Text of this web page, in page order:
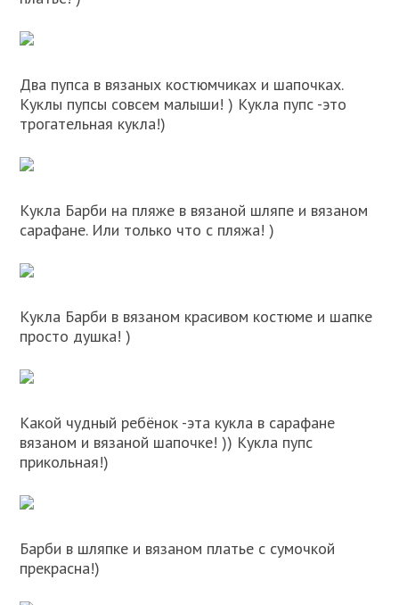
Два пупса в вязаных костюмчиках и шапочках.
Куклы пупсы совсем малыши! ) Кукла пупс -это
трогательная кукла!)
Кукла Барби на пляже в вязаной шляпе и вязаном
сарафане. Или только что с пляжа! )
Кукла Барби в вязаном красивом костюме и шапке
просто душка! )
Какой чудный ребёнок -эта кукла в сарафане
вязаном и вязаной шапочке! )) Кукла пупс
прикольная!)
Барби в шляпке и вязаном платье с сумочкой
прекрасна!)